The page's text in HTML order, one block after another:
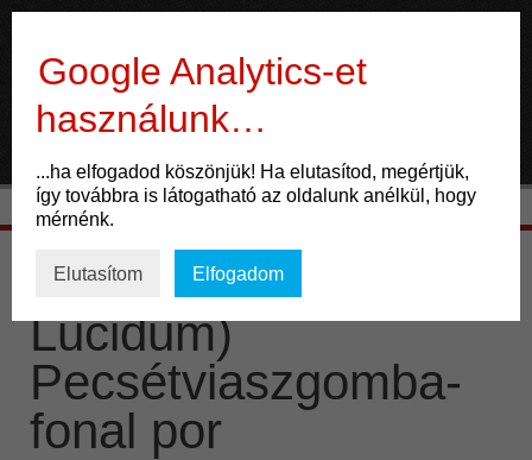
Gyógygomba
ÉLET
Mozgás
Táplálkozás
Potencia
GL (Ganoderma
Lucidum)
Pecsétviaszgomba-
fonal por
Google Analytics-et
használunk…
...ha elfogadod köszönjük! Ha elutasítod, megértjük,
így továbbra is látogatható az oldalunk anélkül, hogy
mérnénk.
Elutasítom Elfogadom